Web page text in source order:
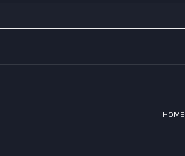
HOME